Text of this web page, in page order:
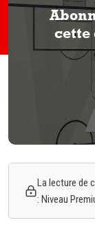
cette
La lecture de
: Niveau